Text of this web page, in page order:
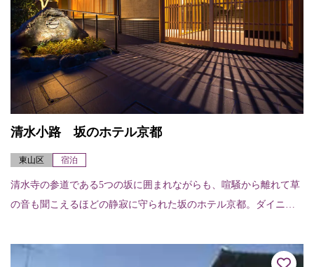
清水小路 坂のホテル京都
東山区 宿泊
清水寺の参道である5つの坂に囲まれながらも、喧騒から離れて草
の音も聞こえるほどの静寂に守られた坂のホテル京都。ダイニン
志摩・淡路」からの...